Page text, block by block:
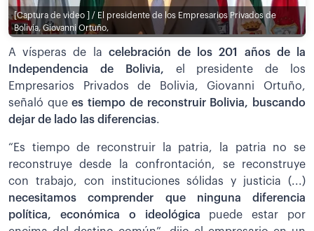
[Captura de video ] / El presidente de los Empresarios Privados de
Bolivia, Giovanni Ortuño,
A vísperas de la celebración de los 201 años de la
Independencia de Bolivia, el presidente de los
Empresarios Privados de Bolivia, Giovanni Ortuño,
señaló quees tiempo de reconstruir Bolivia, buscando
dejar de lado las diferencias.
“Es tiempo de reconstruir la patria, la patria no se
reconstruye desde la confrontación, se reconstruye
con trabajo, con instituciones sólidas y justicia (...)
necesitamos comprender que ninguna diferencia
política, económica o ideológica puede estar por